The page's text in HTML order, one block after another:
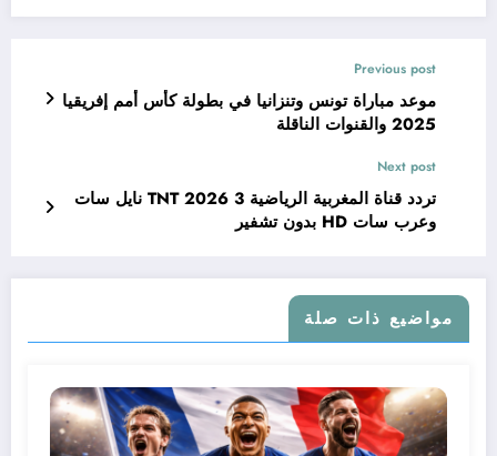
Previous post
موعد مباراة تونس وتنزانيا في بطولة كأس أمم إفريقيا
2025 والقنوات الناقلة
Next post
تردد قناة المغربية الرياضية 3 TNT 2026 نايل سات
وعرب سات HD بدون تشفير
مواضيع ذات صلة